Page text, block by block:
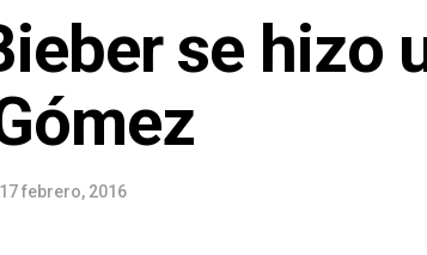
se hizo
17 febrero, 2016